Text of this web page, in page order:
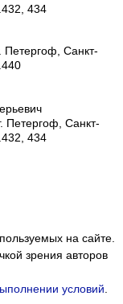
434
Петергоф, Санкт-
Петергоф, Санкт-
434
на сайте.
зрения авторов
условий.